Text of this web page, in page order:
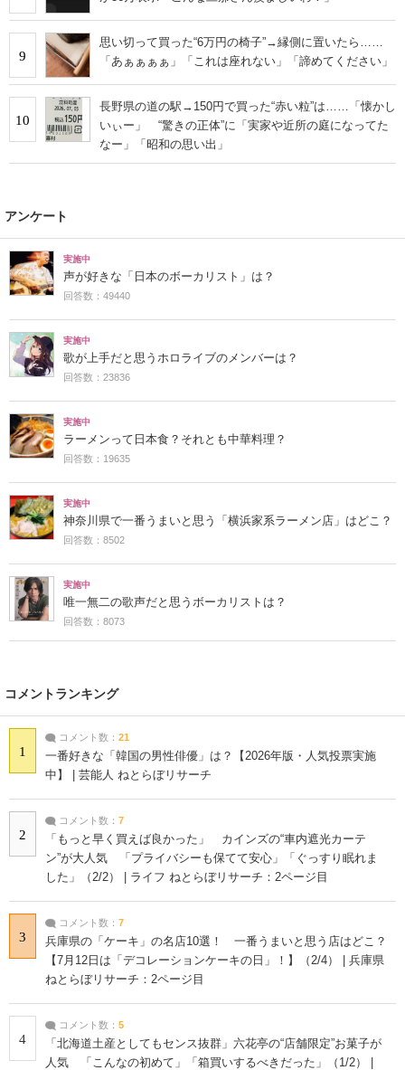
9
思い切って買った“6万円の椅子”→縁側に置いたら……
「あぁぁぁぁ」「これは座れない」「諦めてください」
10
長野県の道の駅→150円で買った“赤い粒”は……「懐かし
いぃー」 “驚きの正体”に「実家や近所の庭になってた
なー」「昭和の思い出」
アンケート
実施中
声が好きな「日本のボーカリスト」は？
回答数：49440
実施中
歌が上手だと思うホロライブのメンバーは？
回答数：23836
実施中
ラーメンって日本食？それとも中華料理？
回答数：19635
実施中
神奈川県で一番うまいと思う「横浜家系ラーメン店」はどこ？
回答数：8502
実施中
唯一無二の歌声だと思うボーカリストは？
回答数：8073
コメントランキング
1
コメント数： 21
一番好きな「韓国の男性俳優」は？【2026年版・人気投票実施
中】 | 芸能人 ねとらぼリサーチ
2
コメント数： 7
「もっと早く買えば良かった」 カインズの“車内遮光カーテ
ン”が大人気 「プライバシーも保てて安心」「ぐっすり眠れま
した」（2/2） | ライフ ねとらぼリサーチ：2ページ目
3
コメント数： 7
兵庫県の「ケーキ」の名店10選！ 一番うまいと思う店はどこ？
【7月12日は「デコレーションケーキの日」！】（2/4） | 兵庫県
ねとらぼリサーチ：2ページ目
4
コメント数： 5
「北海道土産としてもセンス抜群」六花亭の“店舗限定”お菓子が
人気 「こんなの初めて」「箱買いするべきだった」（1/2） |